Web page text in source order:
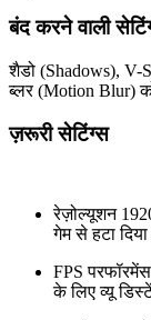
बंद करने वाली
शैडो (Shadows), V-
ब्लर (Motion Blur)
ज़रूरी सेटिंग्स
रेज़ोल्यूशन
गेम से हटा
FPS
के लिए व्यू